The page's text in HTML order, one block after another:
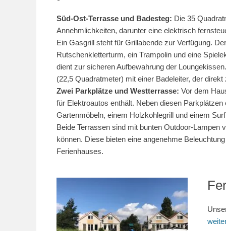
Süd-Ost-Terrasse und Badesteg: Die 35
Annehmlichkeiten, darunter eine elektrisch
Ein Gasgrill steht für Grillabende zur Verfügung.
Rutschenkletterturm, ein Trampolin und eine
dient zur sicheren Aufbewahrung der
(22,5 Quadratmeter) mit einer Badeleiter, der
Zwei Parkplätze und Westterrasse: Vor dem
für Elektroautos enthält. Neben diesen
Gartenmöbeln, einem Holzkohlegrill und einem
Beide Terrassen sind mit bunten Outdoor-Lampen
können. Diese bieten eine angenehme
Ferienhauses.